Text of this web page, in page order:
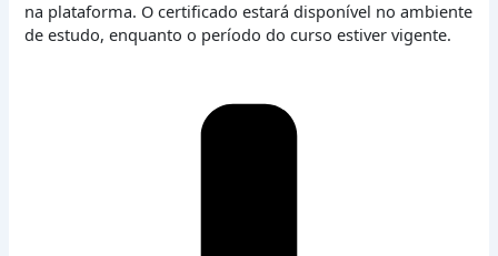
na plataforma. O certificado estará disponível no ambiente
de estudo, enquanto o período do curso estiver vigente.